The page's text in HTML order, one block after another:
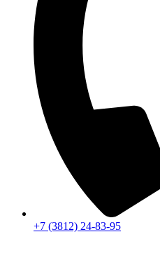
+7 (3812) 24-83-95